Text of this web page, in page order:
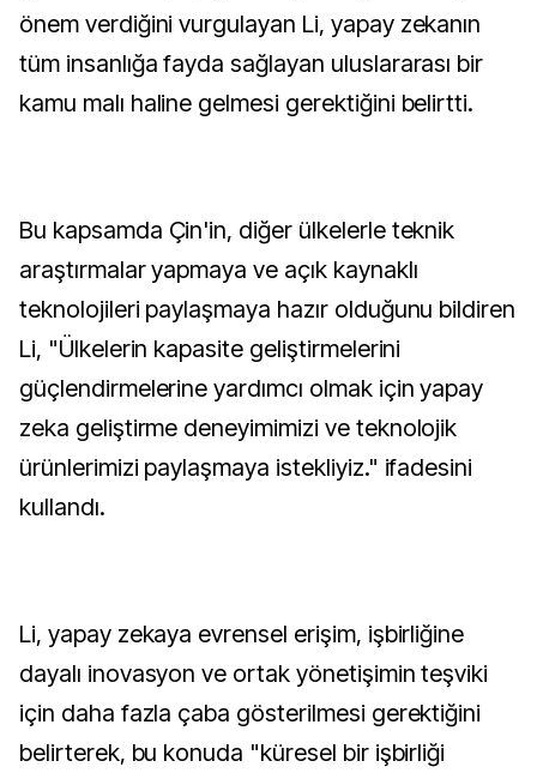
önem verdiğini vurgulayan Li, yapay zekanın
tüm insanlığa fayda sağlayan uluslararası bir
kamu malı haline gelmesi gerektiğini belirtti.
Bu kapsamda Çin'in, diğer ülkelerle teknik
araştırmalar yapmaya ve açık kaynaklı
teknolojileri paylaşmaya hazır olduğunu bildiren
Li, "Ülkelerin kapasite geliştirmelerini
güçlendirmelerine yardımcı olmak için yapay
zeka geliştirme deneyimimizi ve teknolojik
ürünlerimizi paylaşmaya istekliyiz." ifadesini
kullandı.
Li, yapay zekaya evrensel erişim, işbirliğine
dayalı inovasyon ve ortak yönetişimin teşviki
için daha fazla çaba gösterilmesi gerektiğini
belirterek, bu konuda "küresel bir işbirliği